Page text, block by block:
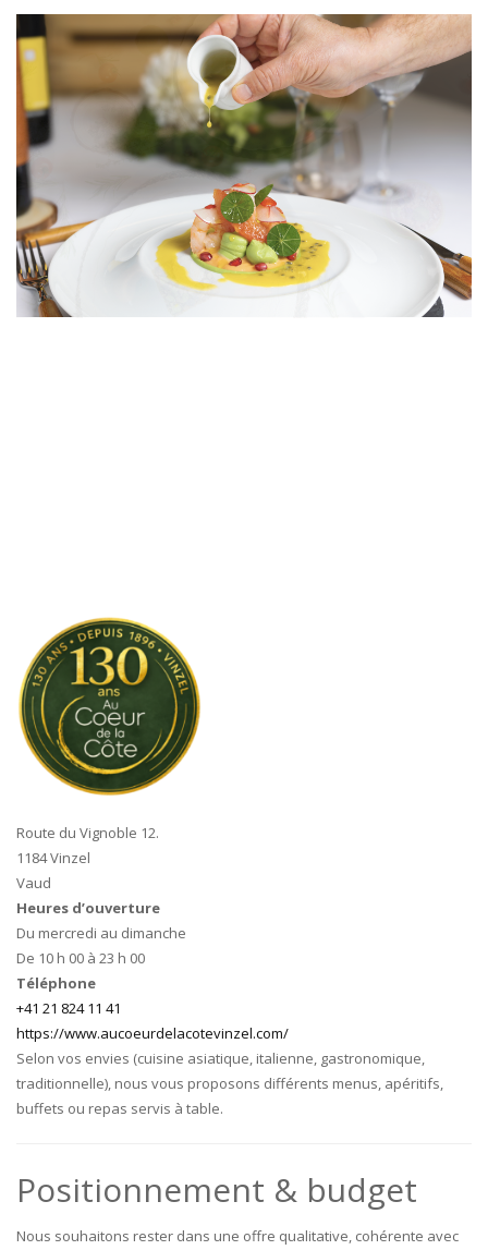
Route du Vignoble 12.
1184 Vinzel
Vaud
Heures d’ouverture
Du mercredi au dimanche
De 10 h 00 à 23 h 00
Téléphone
+41 21 824 11 41
https://www.aucoeurdelacotevinzel.com/
Selon vos envies (cuisine asiatique, italienne, gastronomique,
traditionnelle), nous vous proposons différents menus, apéritifs,
buffets ou repas servis à table.
Positionnement & budget
Nous souhaitons rester dans une offre qualitative, cohérente avec